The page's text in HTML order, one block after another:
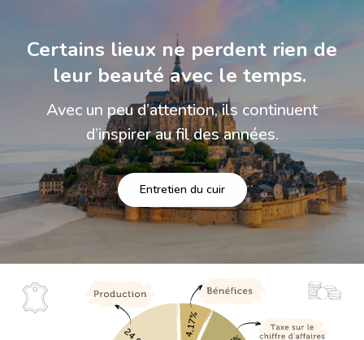
Certains lieux ne perdent rien de
leur beauté avec le temps.
Avec un peu d’attention, ils continuent
d’inspirer au fil des années.
Entretien du cuir